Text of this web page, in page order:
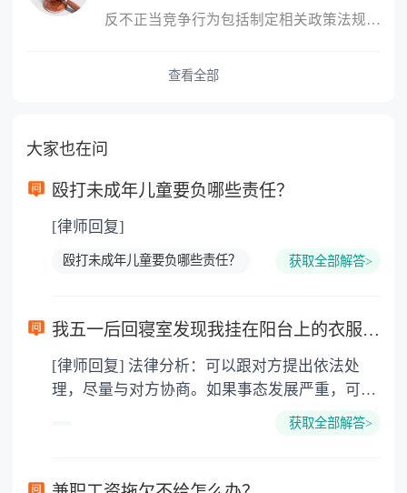
反不正当竞争行为包括制定相关政策法规，鼓励社会监督，对不正当竞...
查看全部
大家也在问
殴打未成年儿童要负哪些责任？
[律师回复]
殴打未成年儿童要负哪些责任？ 获取全部解答>
我五一后回寝室发现我挂在阳台上的衣服被人泼墨水了，我不知道是谁做的，这个应该怎么处理呢？
[律师回复] 法律分析：可以跟对方提出依法处
理，尽量与对方协商。如果事态发展严重，可以
及时报警。法律依据：《公安机关办理行政案件
害、故意损毁财物、干扰他人正常生活、侵犯隐
获取全部解答>